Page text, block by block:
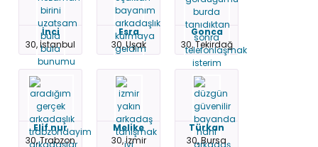
İnci
30, İstanbul
Esra
30, Uşak
Gonca
30, Tekirdağ
Elif nur
30, Trabzon
Melike
30, İzmir
Türkan
30, Bursa